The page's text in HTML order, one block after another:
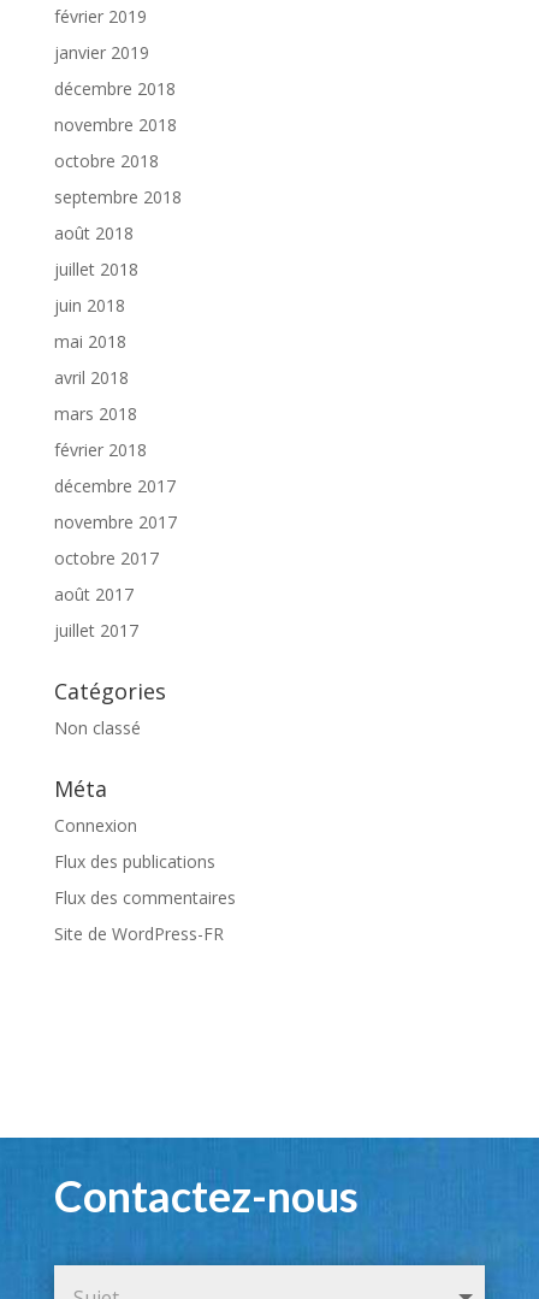
février 2019
janvier 2019
décembre 2018
novembre 2018
octobre 2018
septembre 2018
août 2018
juillet 2018
juin 2018
mai 2018
avril 2018
mars 2018
février 2018
décembre 2017
novembre 2017
octobre 2017
août 2017
juillet 2017
Catégories
Non classé
Méta
Connexion
Flux des publications
Flux des commentaires
Site de WordPress-FR
Contactez-nous